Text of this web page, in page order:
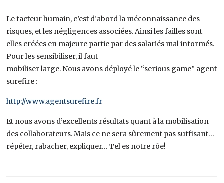
Le facteur humain, c’est d’abord la méconnaissance des
risques, et les négligences associées. Ainsi les failles sont
elles créées en majeure partie par des salariés mal informés.
Pour les sensibiliser, il faut
mobiliser large. Nous avons déployé le “serious game” agent
surefire :
http://www.agentsurefire.fr
Et nous avons d’excellents résultats quant à la mobilisation
des collaborateurs. Mais ce ne sera sûrement pas suffisant…
répéter, rabacher, expliquer… Tel es notre rôe!